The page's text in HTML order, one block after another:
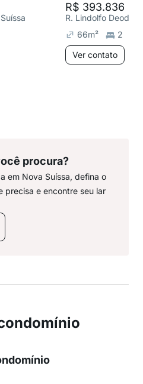
R$ 393.836
R. Lindolfo
66m² 2
Ver contato
procura?
em Nova Suíssa, defina o
precisa e encontre seu lar